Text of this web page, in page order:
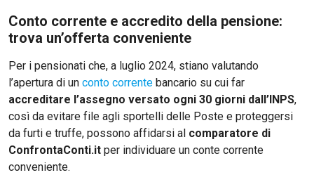
Conto corrente e accredito della pensione:
trova un’offerta conveniente
Per i pensionati che, a luglio 2024, stiano valutando
l’apertura di un conto corrente bancario su cui far
accreditare l’assegno versato ogni 30 giorni dall’INPS,
così da evitare file agli sportelli delle Poste e proteggersi
da furti e truffe, possono affidarsi al comparatore di
ConfrontaConti.it per individuare un conte corrente
conveniente.